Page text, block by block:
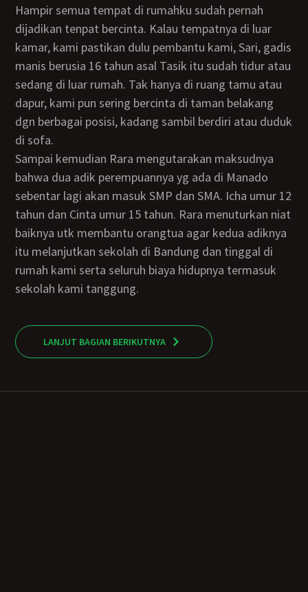
Hampir semua tempat di rumahku sudah pernah
dijadikan tenpat bercinta. Kalau tempatnya di luar
kamar, kami pastikan dulu pembantu kami, Sari, gadis
manis berusia 16 tahun asal Tasik itu sudah tidur atau
sedang di luar rumah. Tak hanya di ruang tamu atau
dapur, kami pun sering bercinta di taman belakang
dgn berbagai posisi, kadang sambil berdiri atau duduk
di sofa.
Sampai kemudian Rara mengutarakan maksudnya
bahwa dua adik perempuannya yg ada di Manado
sebentar lagi akan masuk SMP dan SMA. Icha umur 12
tahun dan Cinta umur 15 tahun. Rara menuturkan niat
baiknya utk membantu orangtua agar kedua adiknya
itu melanjutkan sekolah di Bandung dan tinggal di
rumah kami serta seluruh biaya hidupnya termasuk
sekolah kami tanggung.
LANJUT BAGIAN BERIKUTNYA